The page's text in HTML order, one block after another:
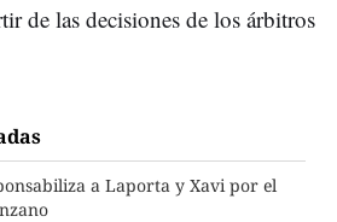
de las decisiones de los árbitros
a Laporta y Xavi por el